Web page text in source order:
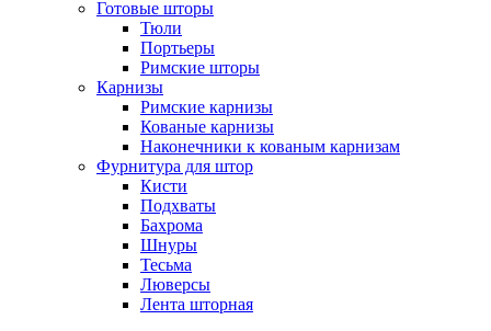
Готовые шторы
Тюли
Портьеры
Римские шторы
Карнизы
Римские карнизы
Кованые карнизы
Наконечники к кованым карнизам
Фурнитура для штор
Кисти
Подхваты
Бахрома
Шнуры
Тесьма
Люверсы
Лента шторная